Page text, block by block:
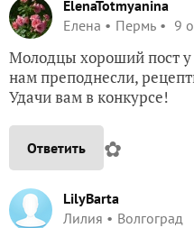
ElenaTotmyanina
Елена
Пермь 9
Молодцы хороший пост у
нам преподнесли,
Удачи вам в конкурсе!
Ответить ✿
LilyBarta
Лилия
Волгоград